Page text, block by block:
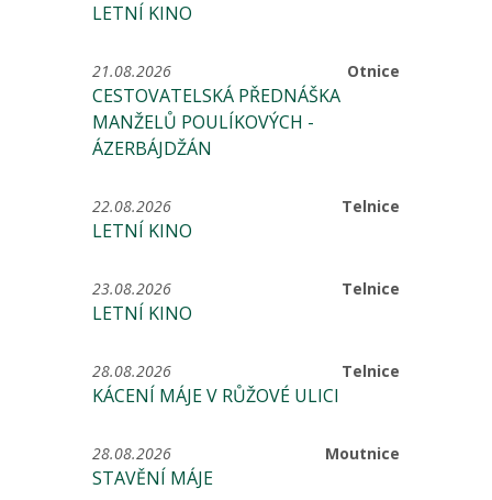
LETNÍ KINO
Otnice
21.08.2026
CESTOVATELSKÁ PŘEDNÁŠKA
MANŽELŮ POULÍKOVÝCH -
ÁZERBÁJDŽÁN
Telnice
22.08.2026
LETNÍ KINO
Telnice
23.08.2026
LETNÍ KINO
Telnice
28.08.2026
KÁCENÍ MÁJE V RŮŽOVÉ ULICI
Moutnice
28.08.2026
STAVĚNÍ MÁJE